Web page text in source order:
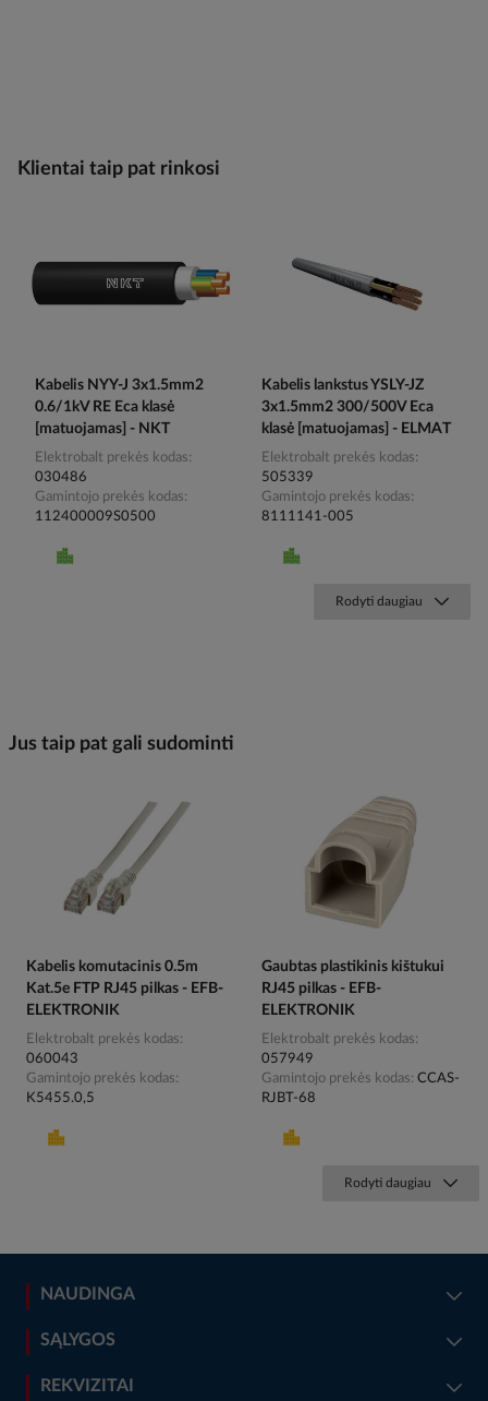
Klientai taip pat rinkosi
Kabelis NYY-J 3x1.5mm2
0.6/1kV RE Eca klasė
[matuojamas] - NKT
Elektrobalt prekės kodas
030486
Gamintojo prekės kodas
112400009S0500
Kabelis lankstus YSLY-JZ
3x1.5mm2 300/500V Eca
klasė [matuojamas] - ELMAT
Elektrobalt prekės kodas
505339
Gamintojo prekės kodas
8111141-005
Rodyti daugiau
Jus taip pat gali sudominti
Kabelis komutacinis 0.5m
Kat.5e FTP RJ45 pilkas - EFB-
ELEKTRONIK
Elektrobalt prekės kodas
060043
Gamintojo prekės kodas
K5455.0,5
Gaubtas plastikinis kištukui
RJ45 pilkas - EFB-
ELEKTRONIK
Elektrobalt prekės kodas
057949
Gamintojo prekės kodas CCAS-
RJBT-68
Rodyti daugiau
NAUDINGA
SĄLYGOS
REKVIZITAI